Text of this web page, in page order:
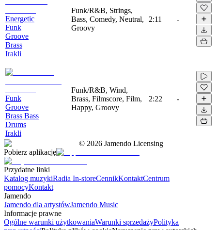
Energetic
Funk
Groove
Brass
Irakli
Funk/R&B, Strings,
Bass, Comedy, Neutral,
Groovy
2:11 -
Funk
Groove
Brass Bass
Drums
Irakli
Funk/R&B, Wind,
Brass, Filmscore, Film,
Happy, Groovy
2:22 -
© 2026 Jamendo Licensing
Pobierz aplikację
Przydatne linki
Katalog muzykiRadia In-storeCennikKontaktCentrum
pomocyKontakt
Jamendo
Jamendo dla artystówJamendo Music
Informacje prawne
Ogólne warunki użytkowaniaWarunki sprzedażyPolityka